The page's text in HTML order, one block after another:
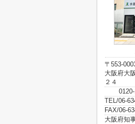
〒553-
大阪府大
２４
TEL/06-
FAX/06-
大阪府知